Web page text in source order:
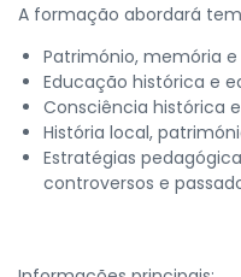
A formação abordará
Património, memória
Educação histórica e
Consciência histórica
História local,
Estratégias
controversos e